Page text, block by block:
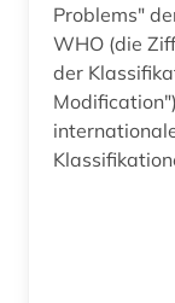
bat-
Ungarn (1)
Problems"
WHO (die
der